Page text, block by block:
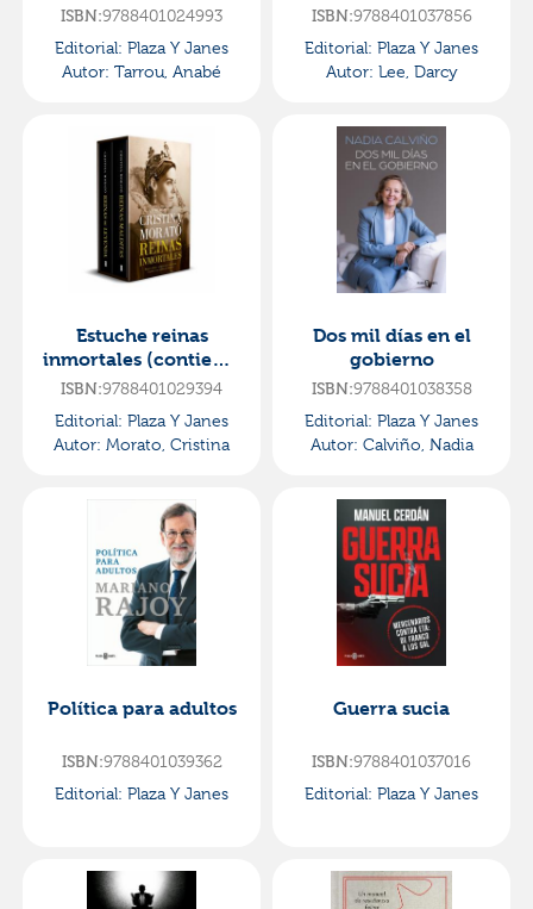
ISBN:9788401024993
Editorial: Plaza Y Janes
Autor: Tarrou, Anabé
ISBN:9788401037856
Editorial: Plaza Y Janes
Autor: Lee, Darcy
Estuche reinas
inmortales (contiene:
reinas malditas |
ISBN:9788401029394
Editorial: Plaza Y Janes
Autor: Morato, Cristina
Dos mil días en el
gobierno
ISBN:9788401038358
Editorial: Plaza Y Janes
Autor: Calviño, Nadia
Política para adultos
ISBN:9788401039362
Editorial: Plaza Y Janes
Guerra sucia
ISBN:9788401037016
Editorial: Plaza Y Janes